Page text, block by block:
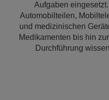
Aufgaben
Automobilteilen,
und medizinischen
Medikamenten bis hin
Durchführung